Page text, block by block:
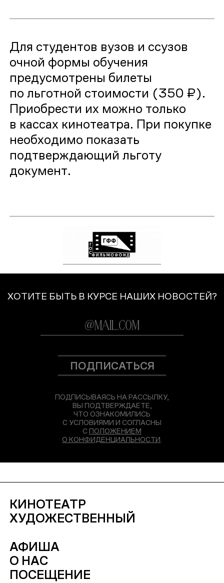
Для студентов вузов и ссузов
очной формы обучения
предусмотрены билеты
по льготной стоимости (350 ₽).
Приобрести их можно только
в кассах кинотеатра. При покупке
необходимо показать
подтверждающий льготу
документ.
ХОТИТЕ БЫТЬ В КУРСЕ НАШИХ НОВОСТЕЙ?
ПОДПИСАТЬСЯ
ПОДПИСЫВАЯСЬ НА РАССЫЛКУ,
ВЫ ПОДТВЕРЖДАЕТЕ,
ЧТО ОЗНАКОМИЛИСЬ
С УСЛОВИЯМИ И СОГЛАСНЫ
С ПОЛОЖЕНИЕМ
О КОНФИДЕНЦИАЛЬНОСТИ
КИНОТЕАТР
ХУДОЖЕСТВЕННЫЙ
АФИША
О НАС
ПОСЕЩЕНИЕ